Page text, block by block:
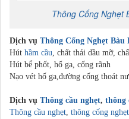
Thông Cống Nghẹt
Dịch vụ Thông Cống Nghẹt Bàu
Hút hầm cầu, chất thải dầu mỡ,
Hút bể phốt, hố ga, cống rãnh
Nạo vét hố ga,đường cống thoát
Dịch vụ Thông cầu nghẹt, thông
Thông cầu nghẹt, thông cống nghẹt